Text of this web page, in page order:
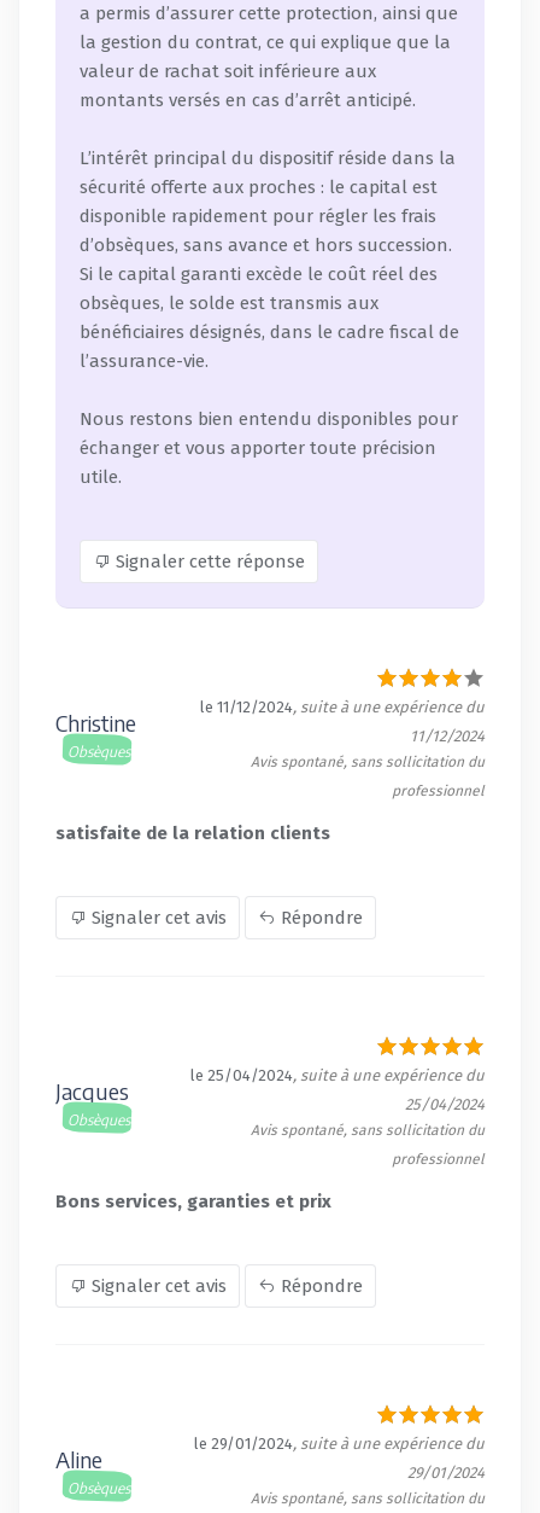
a permis d’assurer cette protection, ainsi que
la gestion du contrat, ce qui explique que la
valeur de rachat soit inférieure aux
montants versés en cas d’arrêt anticipé.
L’intérêt principal du dispositif réside dans la
sécurité offerte aux proches : le capital est
disponible rapidement pour régler les frais
d’obsèques, sans avance et hors succession.
Si le capital garanti excède le coût réel des
obsèques, le solde est transmis aux
bénéficiaires désignés, dans le cadre fiscal de
l’assurance-vie.
Nous restons bien entendu disponibles pour
échanger et vous apporter toute précision
utile.
Signaler cette réponse
Christine
Obsèques
le 11/12/2024, suite à une expérience du
11/12/2024
Avis spontané, sans sollicitation du
professionnel
satisfaite de la relation clients
Signaler cet avis Répondre
Jacques
Obsèques
le 25/04/2024, suite à une expérience du
25/04/2024
Avis spontané, sans sollicitation du
professionnel
Bons services, garanties et prix
Signaler cet avis Répondre
Aline
Obsèques
le 29/01/2024, suite à une expérience du
29/01/2024
Avis spontané, sans sollicitation du